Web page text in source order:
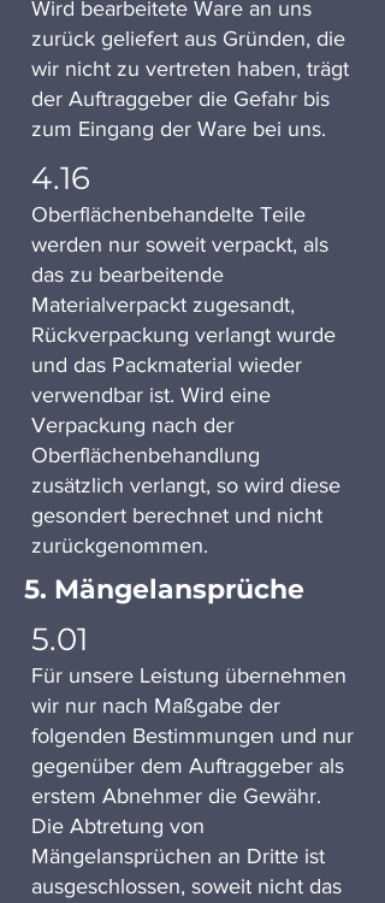
Wird bearbeitete Ware an uns
zurück geliefert aus Gründen, die
wir nicht zu vertreten haben, trägt
der Auftraggeber die Gefahr bis
zum Eingang der Ware bei uns.
4.16
Oberflächenbehandelte Teile
werden nur soweit verpackt, als
das zu bearbeitende
Materialverpackt zugesandt,
Rückverpackung verlangt wurde
und das Packmaterial wieder
verwendbar ist. Wird eine
Verpackung nach der
Oberflächenbehandlung
zusätzlich verlangt, so wird diese
gesondert berechnet und nicht
zurückgenommen.
5. Mängelansprüche
5.01
Für unsere Leistung übernehmen
wir nur nach Maßgabe der
folgenden Bestimmungen und nur
gegenüber dem Auftraggeber als
erstem Abnehmer die Gewähr.
Die Abtretung von
Mängelansprüchen an Dritte ist
ausgeschlossen, soweit nicht das